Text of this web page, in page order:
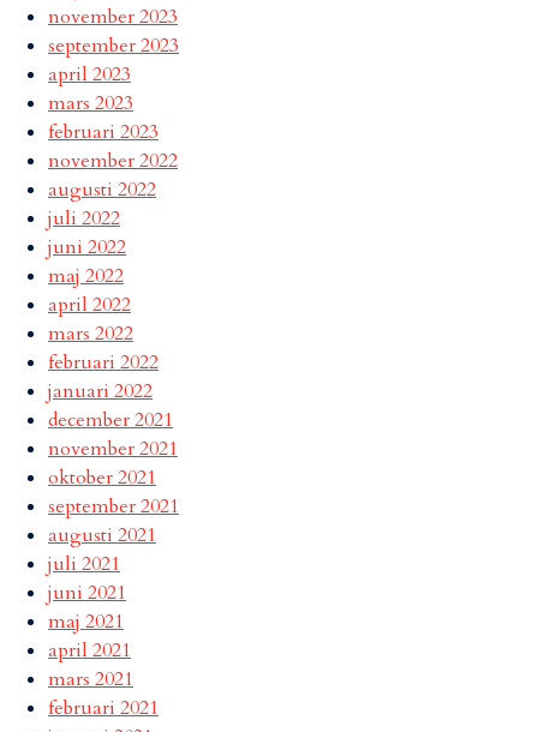
november 2023
september 2023
april 2023
mars 2023
februari 2023
november 2022
augusti 2022
juli 2022
juni 2022
maj 2022
april 2022
mars 2022
februari 2022
januari 2022
december 2021
november 2021
oktober 2021
september 2021
augusti 2021
juli 2021
juni 2021
maj 2021
april 2021
mars 2021
februari 2021